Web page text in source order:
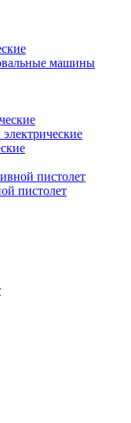
машины
пистолет
пистолет